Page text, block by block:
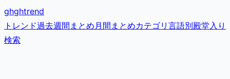
ghghtrend
トレンド過去週間まとめ月間まとめカテゴリ 言語別殿堂入り
検索